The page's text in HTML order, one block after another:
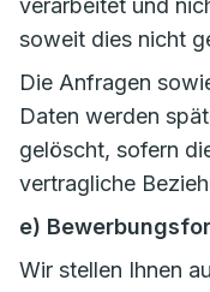
verarbeitet und
soweit dies nicht
Die Anfragen
Daten werden
gelöscht, sofern
vertragliche
e)
Wir stellen Ihnen